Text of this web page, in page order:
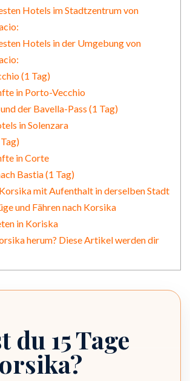
Hotels im Stadtzentrum von
Hotels in der Umgebung von
(1 Tag)
in Porto-Vecchio
der Bavella-Pass (1 Tag)
in Solenzara
in Corte
Bastia (1 Tag)
mit Aufenthalt in derselben Stadt
und Fähren nach Korsika
in Koriska
herum? Diese Artikel werden dir
du 15 Tage